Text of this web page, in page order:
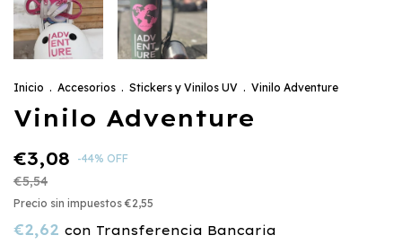
Inicio . Accesorios . Stickers y Vinilos UV . Vinilo Adventure
Vinilo Adventure
€3,08 -44% OFF
€5,54
Precio sin impuestos €2,55
€2,62 con Transferencia Bancaria